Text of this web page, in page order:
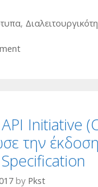
,
Initiative
την
by Pkst